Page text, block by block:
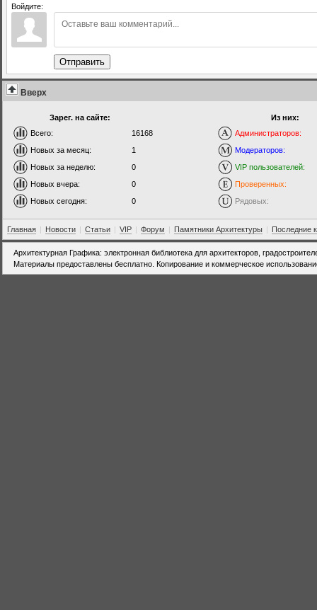
Войдите:
Отправить
Вверх
Зарег. на сайте:
Всего:
16168
Новых за месяц:
1
Новых за неделю:
0
Новых вчера:
0
Новых сегодня:
0
Из них:
Администраторов:
Модераторов:
VIP пользователей:
Проверенных:
Рядовых:
Главная | Новости | Статьи | VIP | Форум | Памятники Архитектуры | Последние
Архитектурная Графика: электронная библиотека для архитекторов,
Материалы предоставлены бесплатно. Копирование и коммерческое